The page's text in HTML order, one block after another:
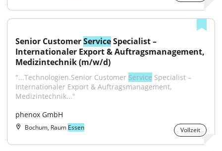
Senior Customer Service Specialist –
Internationaler Export & Auftragsmanagement,
Medizintechnik (m/w/d)
"...Technologien.Senior Customer Service Specialist –
Internationaler Export & Auftragsmanagement,
Medizintechnik..."
phenox GmbH
Bochum, Raum Essen Vollzeit